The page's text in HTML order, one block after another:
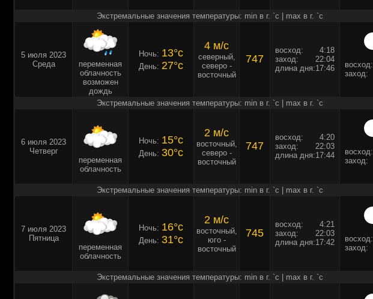
Экстремальные значения температуры: min в г. `c | max в г. `c
5 июля 2023
Среда
переменная
облачность
возможен
дождь
Ночь: 13°c
День: 27°c
4 м/c
северный,
северо -
восточный
747
восход:
4:18
заход:
22:04
длина дня:17:46 восход:
заход:
Экстремальные значения температуры: min в г. `c | max в г. `c
6 июля 2023
Четверг
переменная
облачность
Ночь: 15°c
День: 30°c
2 м/c
восточный,
северо -
восточный
747
восход:
4:20
заход:
22:03
длина дня:17:44 восход:
заход:
Экстремальные значения температуры: min в г. `c | max в г. `c
7 июля 2023
Пятница
переменная
облачность
Ночь: 16°c
День: 31°c
2 м/c
восточный,
юго -
восточный
745
восход:
4:21
заход:
22:03
длина дня:17:42 восход:
заход:
Экстремальные значения температуры: min в г. `c | max в г. `c